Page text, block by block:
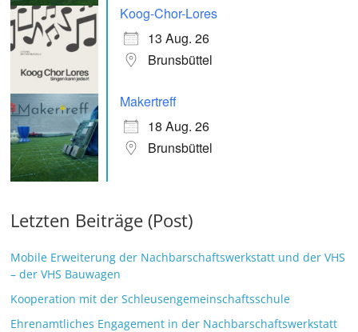
Koog-Chor-Lores
13 Aug. 26
Brunsbüttel
Makertreff
18 Aug. 26
Brunsbüttel
Letzten Beiträge (Post)
Mobile Erweiterung der Nachbarschaftswerkstatt und der VHS
– der VHS Bauwagen
Kooperation mit der Schleusengemeinschaftsschule
Ehrenamtliches Engagement in der Nachbarschaftswerkstatt